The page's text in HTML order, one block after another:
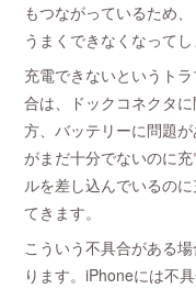
もつながっているため
うまくできなくなってし
充電できないというト
合は、ドックコネクタ
方、バッテリーに問題
がまだ十分でないのに
ルを差し込んでいるの
てきます。
こういう不具合がある
ります。iPhoneには不